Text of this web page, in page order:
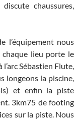
chaussures,
l’équipement nous
chaque lieu porte le
Sébastien Flute,
longeons la piscine,
et enfin la piste
3km75 de footing
sur la piste. Nous